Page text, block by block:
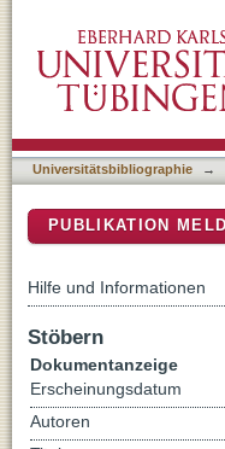
Junge
Universitätsbibliographie →
PUBLIKATION
Hilfe und Informationen
Stöbern
Dokumentanzeige
Erscheinungsdatum
Autoren